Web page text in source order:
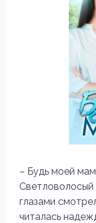
– Будь моей
Светловолосый
глазами
читалась